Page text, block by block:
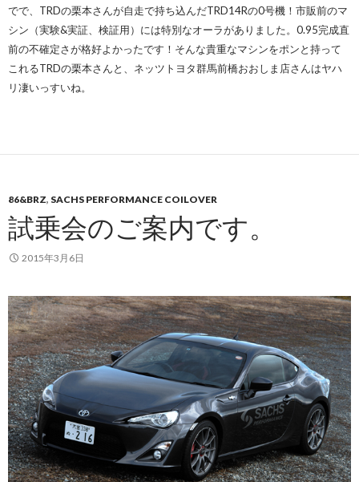
でで、TRDの栗本さんが自走で持ち込んだTRD14Rの0号機！市販前のマ
シン（実験&実証、検証用）には特別なオーラがありました。0.95完成直
前の不確定さが格好よかったです！そんな貴重なマシンをポンと持って
これるTRDの栗本さんと、ネッツトヨタ群馬前橋おおしま店さんはヤハ
リ凄いっすいね。
86&BRZ, SACHS PERFORMANCE COILOVER
試乗会のご案内です。
2015年3月6日